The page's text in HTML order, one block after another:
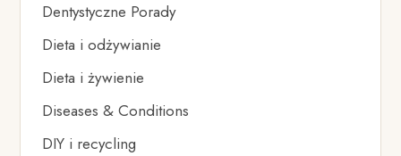
Dentystyczne Porady
Dieta i odżywianie
Dieta i żywienie
Diseases & Conditions
DIY i recycling